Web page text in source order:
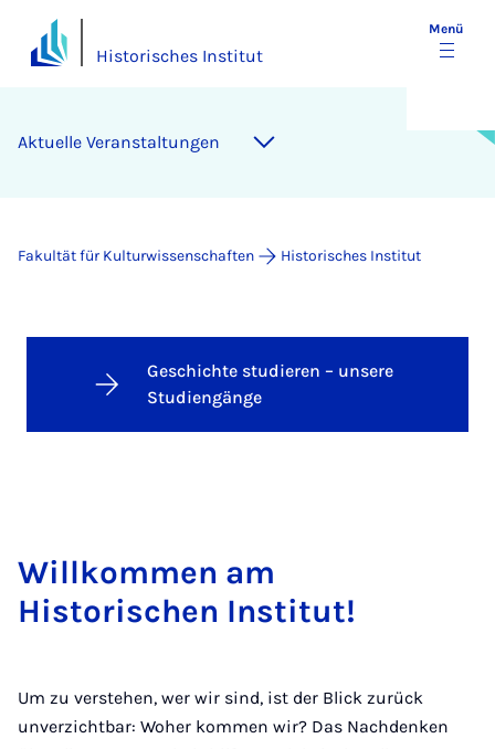
Historisches Institut
Menü
Aktuelle Veranstaltungen
Fakultät für Kulturwissenschaften Historisches Institut
Geschichte studieren – unsere
Studiengänge
Willkommen am
Historischen Institut!
Um zu verstehen, wer wir sind, ist der Blick zurück
unverzichtbar: Woher kommen wir? Das Nachdenken